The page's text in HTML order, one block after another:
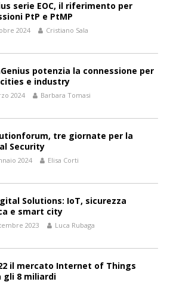
serie EOC, il riferimento per
PtP e PtMP
2024 Cristiano Sala
potenzia la connessione per
e industry
2024 Barbara Tomasi
tre giornate per la
Security
2024 Elisa Corti
Solutions: IoT, sicurezza
e smart city
2023 Luca Rubaga
il mercato Internet of Things
gli 8 miliardi